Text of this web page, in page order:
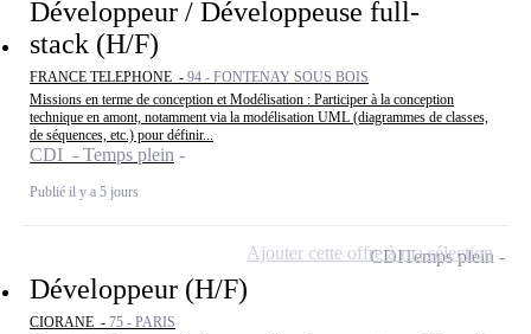
Développeur / Développeuse full-
stack (H/F)
FRANCE TELEPHONE - 94 - FONTENAY SOUS BOIS
Missions en terme de conception et Modélisation : Participer à la conception
technique en amont, notamment via la modélisation UML (diagrammes de classes,
de séquences, etc.) pour définir...
CDI - Temps plein
Publié il y a 5 jours
Développeur (H/F)
CIORANE - 75 - PARIS
CDITemps plein
Ajouter cette offre à ma sélection